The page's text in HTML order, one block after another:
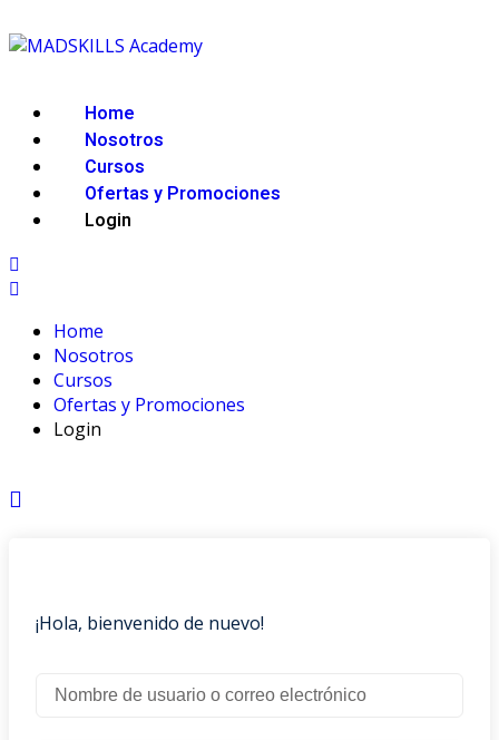
Home
Nosotros
Cursos
Ofertas y Promociones
Login
Home
Nosotros
Cursos
Ofertas y Promociones
Login
¡Hola, bienvenido de nuevo!